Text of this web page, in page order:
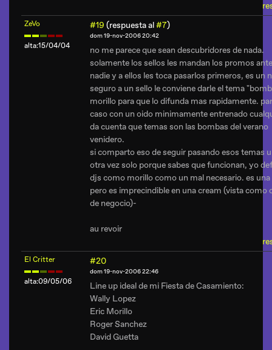
ZeVo
alta:15/04/04
#19 (respuesta al#7)
dom 19-nov-2006 20:42
no me parece que sean descubridores de nada.
solamente los sellos les mandan los promos
nadie y a ellos les toca pasarlos primeros, es un
seguro a un sello le conviene darle el tema
morillo para que lo difunda mas rapidamente.
caso con un oido minimamente entrenado
da cuenta que temas son las bombas del verano
venidero.
si comparto eso de seguir pasando esos temas
otra vez solo porque sabes que funcionan, yo
djs como morillo como un mal necesario. es una
pero es imprecindible en una cream (vista como
de negocio)-
au revoir
El Critter
alta:09/05/06
#20
dom 19-nov-2006 22:46
Line up ideal de mi Fiesta de Casamiento:
Wally Lopez
Eric Morillo
Roger Sanchez
David Guetta